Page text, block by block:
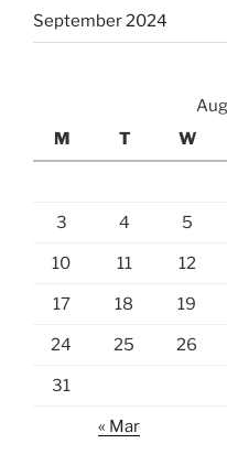
September 2024
M
T W
3 4 5
10 11 12
17 18 19
24 25 26
31
« Mar